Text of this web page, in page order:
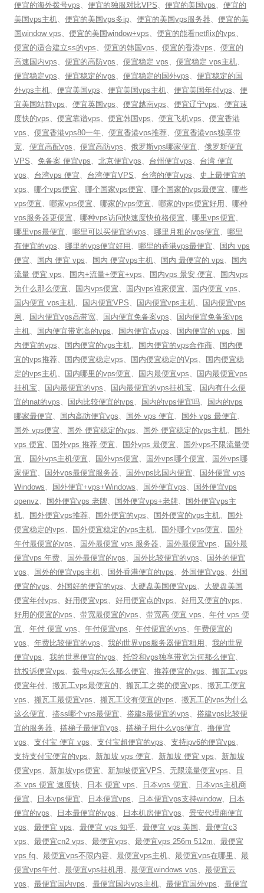
便宜的海外拨号vps、 便宜的独服对比VPS、 便宜的美国vps、 便宜的
美国vps主机、 便宜的美国vps多ip、 便宜的美国vps服务器、 便宜的美
国window vps、 便宜的美国window+vps、 便宜的能看netflix的vps、
便宜的适合建立ss的vps、 便宜的韩国vps、 便宜的香港vps、 便宜的
高速国内vps、 便宜的高防vps、 便宜稳定 vps、 便宜稳定 vps主机、
便宜稳定vps、 便宜稳定的vps、 便宜稳定的国外vps、 便宜稳定的国
外vps主机、 便宜美国vps、 便宜美国vps主机、 便宜美国年付vps、 便
宜美国站群vps、 便宜英国vps、 便宜越南vps、 便宜辽宁vps、 便宜速
度快的vps、 便宜靠谱vps、 便宜韩国vps、 便宜飞机vps、 便宜香港
vps、 便宜香港vps80一年、 便宜香港vps推荐、 便宜香港vps独享带
宽、 便宜高配vps、 便宜高防vps、 俄罗斯vps哪家便宜、 俄罗斯便宜
VPS、 免备案 便宜vps、 北京便宜vps、 台州便宜vps、 台湾 便宜
vps、 台湾vps 便宜、 台湾便宜VPS、 台湾的便宜vps、
史上最便宜的
vps、 哪个vps便宜、 哪个国家vps便宜、 哪个国家的vps最便宜、 哪些
vps便宜、 哪家vps便宜、 哪家的vps便宜、 哪家的vps便宜好用 、 哪种
vps服务器更便宜、 哪种vps访问快速度快价格便宜、 哪里vps便宜、
哪里vps最便宜、 哪里可以买便宜的vps、 哪里月租的vps便宜、 哪里
有便宜的vps、 哪里的vps便宜好用 、 哪里的香港vps最便宜、
国内 vps
便宜、 国内 便宜 vps、 国内 便宜vps主机、 国内 最便宜的 vps、
国内
流量 便宜 vps、 国内+流量+便宜+vps、 国内vps 景安 便宜、
国内vps
为什么那么便宜、 国内vps便宜、 国内vps谁家便宜、 国内便宜 vps、
国内便宜 vps主机、 国内便宜VPS、 国内便宜vps主机、
国内便宜vps
网 、 国内便宜vps高带宽、 国内便宜免备案vps、
国内便宜免备案vps
主机、 国内便宜带宽高的vps、 国内便宜点vps、 国内便宜的 vps、
国
内便宜的vps、 国内便宜的vps主机、 国内便宜的vps合作商、
国内便
宜的vps推荐、 国内便宜稳定vps、 国内便宜稳定的Vps、
国内便宜稳
定的vps主机、 国内哪里的vps便宜、 国内最便宜vps、
国内最便宜vps
挂机宝、 国内最便宜的vps、 国内最便宜的vps挂机宝、
国内有什么便
宜的nat的vps、 国内比较便宜的vps、 国内的vps便宜吗、
国内的vps
哪家最便宜、 国内高防便宜vps、 国外 vps 便宜、 国外 vps 最便宜、
国外 vps便宜、 国外 便宜稳定的vps、 国外 便宜稳定的vps主机、
国外
vps 便宜、 国外vps 推荐 便宜、 国外vps 最便宜、
国外vps不限流量便
宜、 国外vps主机便宜、 国外vps便宜、 国外vps哪个便宜、
国外vps哪
家便宜、 国外vps最便宜服务器、 国外vps比国内便宜、
国外便宜 vps
Windows、 国外便宜+vps+Windows、 国外便宜vps、
国外便宜vps
openvz、 国外便宜vps 老牌、 国外便宜vps+老牌、
国外便宜vps主
机、 国外便宜vps推荐、 国外便宜的vps、 国外便宜的vps主机、
国外
便宜稳定的vps、 国外便宜稳定的vps主机、 国外哪个vps便宜、
国外
年付最便宜的vps、 国外最便宜 vps 服务器、 国外最便宜vps、
国外最
便宜vps 年费、 国外最便宜的vps、 国外比较便宜的vps、
国外的便宜
vps、 国外的便宜vps主机、 国外香港便宜的vps、 外国便宜vps、 外国
便宜的vps、 外国好的便宜的vps、 大硬盘美国便宜vps、 大硬盘美国
便宜年付vps、 好用便宜vps、 好用便宜点的vps、 好用又便宜的vps、
好用的便宜的vps、 带宽最便宜的vps、 带宽高 便宜 vps、 年付 vps 便
宜、 年付 便宜 vps、 年付便宜vps、 年付便宜的vps、 年费便宜的
vps、 年费比较便宜的vps、 我的世界vps服务器便宜租用 、 我的世界
便宜vps、 我的世界便宜的vps、 托管和vps独享带宽为何那么便宜、
抗投诉便宜vps、 拨号vps怎么那么便宜、 推荐便宜的vps、 搬瓦工vps
便宜年付、 搬瓦工vps最便宜的、 搬瓦工之类的便宜vps、 搬瓦工便宜
vps、 搬瓦工最便宜vps、 搬瓦工没有便宜的vps、 搬瓦工的vps为什么
这么便宜、 搭ss哪个vps最便宜、 搭建s最便宜的vps、 搭建vps比较便
宜的服务器、 搭梯子最便宜vps、 搭梯子用什么vps便宜、 撸便宜
vps、 支付宝 便宜 vps、 支付宝超便宜的vps、 支持ipv6的便宜vps、
支持支付宝便宜的vps、 新加坡 vps 便宜、 新加坡 便宜 vps、 新加坡
便宜vps、 新加坡vps便宜、 新加坡便宜VPS、 无限流量便宜vps、
日
本 vps 便宜 速度快、 日本 便宜 vps、 日本vps 便宜、
日本vps主机商
便宜、 日本vps便宜、 日本便宜vps、 日本便宜vps支持window、
日本
便宜的vps、 日本最便宜的vps、 日本机房便宜vps、 景安代理商便宜
vps、 最便宜 vps、 最便宜 vps 知乎、 最便宜 vps 美国 、 最便宜c3
vps、 最便宜cn2 vps、 最便宜vps、 最便宜vps 256m 512m、 最便宜
vps fq、 最便宜vps不限内容、 最便宜vps主机、 最便宜vps在哪里 、 最
便宜vps年付、 最便宜vps挂机用 、 最便宜windows vps、 最便宜云
vps、 最便宜国内vps、 最便宜国内vps主机、 最便宜国外vps、 最便宜